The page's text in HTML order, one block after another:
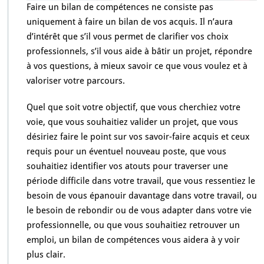
Faire un bilan de compétences ne consiste pas
uniquement à faire un bilan de vos acquis. Il n’aura
d’intérêt que s’il vous permet de clarifier vos choix
professionnels, s’il vous aide à bâtir un projet, répondre
à vos questions, à mieux savoir ce que vous voulez et à
valoriser votre parcours.
Quel que soit votre objectif, que vous cherchiez votre
voie, que vous souhaitiez valider un projet, que vous
désiriez faire le point sur vos savoir-faire acquis et ceux
requis pour un éventuel nouveau poste, que vous
souhaitiez identifier vos atouts pour traverser une
période difficile dans votre travail, que vous ressentiez le
besoin de vous épanouir davantage dans votre travail, ou
le besoin de rebondir ou de vous adapter dans votre vie
professionnelle, ou que vous souhaitiez retrouver un
emploi, un bilan de compétences vous aidera à y voir
plus clair.